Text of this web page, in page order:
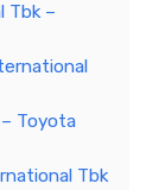
Tbk –
Toyota
Tbk